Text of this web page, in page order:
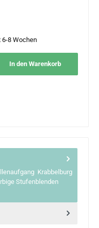
6-8 Wochen
In den Warenkorb
Krabbelburg
Stufenblenden